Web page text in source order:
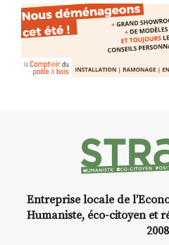
Entreprise locale de
Humaniste, éco-citoyen et
2008